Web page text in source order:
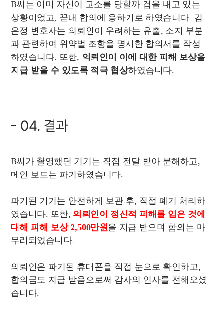
B씨는 이미 자신이 고소를 당할까 겁을 내고 있는
상황이었고, 끝내 합의에 응하기로 하였습니다. 김
은정 변호사는 의뢰인이 우려하는 유출, 소지 부분
과 관련하여 위약벌 조항을 명시한 합의서를 작성
하였습니다. 또한, 의뢰인이 이에 대한 피해 보상을
지급 받을 수 있도록 적극 협상하였습니다.
04. 결과
B씨가 촬영했던 기기는 직접 전달 받아 분해하고,
메인 보드는 파기하였습니다.
파기된 기기는 안전하게 보관 후, 직접 폐기 처리하
였습니다. 또한, 의뢰인이 정신적 피해를 입은 것에
대해 피해 보상 2,500만원을 지급 받으며 합의는 마
무리되었습니다.
의뢰인은 파기된 휴대폰을 직접 눈으로 확인하고,
합의금도 지급 받음으로써 감사의 인사를 전해오셨
습니다.